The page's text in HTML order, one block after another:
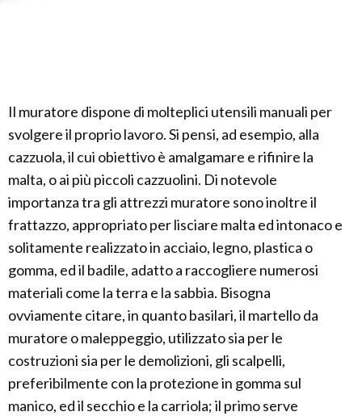
Il muratore dispone di molteplici utensili manuali per
svolgere il proprio lavoro. Si pensi, ad esempio, alla
cazzuola, il cui obiettivo è amalgamare e rifinire la
malta, o ai più piccoli cazzuolini. Di notevole
importanza tra gli attrezzi muratore sono inoltre il
frattazzo, appropriato per lisciare malta ed intonaco e
solitamente realizzato in acciaio, legno, plastica o
gomma, ed il badile, adatto a raccogliere numerosi
materiali come la terra e la sabbia. Bisogna
ovviamente citare, in quanto basilari, il martello da
muratore o maleppeggio, utilizzato sia per le
costruzioni sia per le demolizioni, gli scalpelli,
preferibilmente con la protezione in gomma sul
manico, ed il secchio e la carriola; il primo serve